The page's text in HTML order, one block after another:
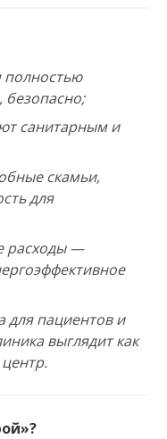
безопасно;
санитарным и
скамьи,
для
расходы —
пациентов и
выглядит как